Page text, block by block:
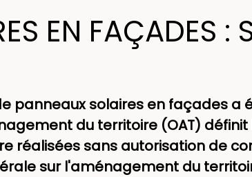
EN FAÇADES :
panneaux solaires en façades a
du territoire (OAT)
réalisées sans autorisation de
sur l'aménagement du